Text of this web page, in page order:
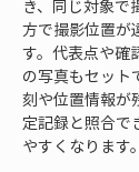
き、同じ対象で
方で撮影位置が
す。代表点や確
の写真もセット
刻や位置情報が
定記録と照合で
やすくなります。